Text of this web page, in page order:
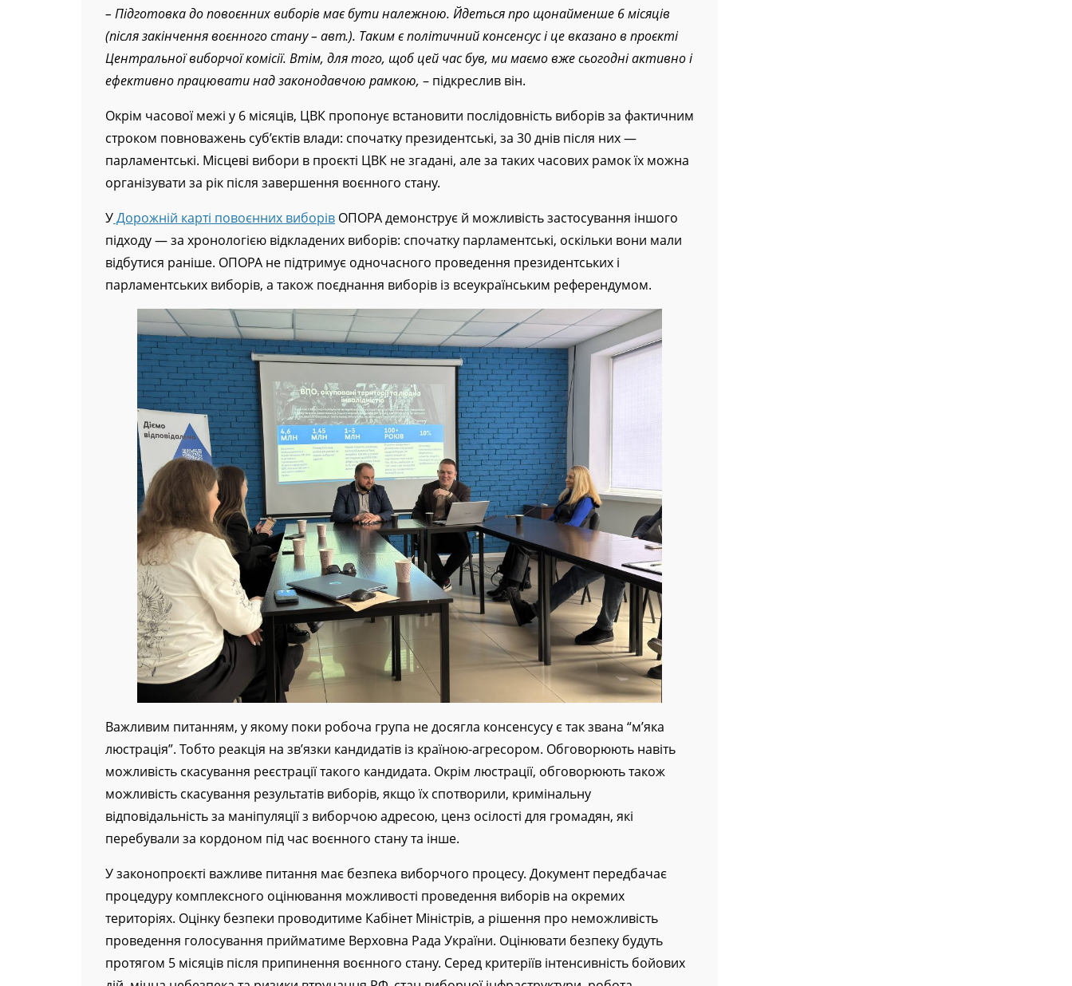
– Підготовка до повоєнних виборів має бути належною. Йдеться про щонайменше 6 місяців
(після закінчення воєнного стану – авт.). Таким є політичний консенсус і це вказано в проєкті
Центральної виборчої комісії. Втім, для того, щоб цей час був, ми маємо вже сьогодні активно і
ефективно працювати над законодавчою рамкою, – підкреслив він.
Окрім часової межі у 6 місяців, ЦВК пропонує встановити послідовність виборів за фактичним
строком повноважень суб’єктів влади: спочатку президентські, за 30 днів після них —
парламентські. Місцеві вибори в проєкті ЦВК не згадані, але за таких часових рамок їх можна
організувати за рік після завершення воєнного стану.
УДорожній карті повоєнних виборів ОПОРА демонструє й можливість застосування іншого
підходу — за хронологією відкладених виборів: спочатку парламентські, оскільки вони мали
відбутися раніше. ОПОРА не підтримує одночасного проведення президентських і
парламентських виборів, а також поєднання виборів із всеукраїнським референдумом.
Важливим питанням, у якому поки робоча група не досягла консенсусу є так звана “м’яка
люстрація”. Тобто реакція на зв’язки кандидатів із країною-агресором. Обговорюють навіть
можливість скасування реєстрації такого кандидата. Окрім люстрації, обговорюють також
можливість скасування результатів виборів, якщо їх спотворили, кримінальну
відповідальність за маніпуляції з виборчою адресою, ценз осілості для громадян, які
перебували за кордоном під час воєнного стану та інше.
У законопроєкті важливе питання має безпека виборчого процесу. Документ передбачає
процедуру комплексного оцінювання можливості проведення виборів на окремих
територіях. Оцінку безпеки проводитиме Кабінет Міністрів, а рішення про неможливість
проведення голосування прийматиме Верховна Рада України. Оцінювати безпеку будуть
протягом 5 місяців після припинення воєнного стану. Серед критеріїв інтенсивність бойових